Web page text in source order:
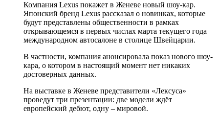
Компания Lexus покажет в Женеве новый шоу-кар.
Японский бренд Lexus рассказал о новинках, которые
будут представлены общественности в рамках
открывающемся в первых числах марта текущего года
международном автосалоне в столице Швейцарии.
В частности, компания анонсировала показ нового шоу-
кара, о котором в настоящий момент нет никаких
достоверных данных.
На выставке в Женеве представители «Лексуса»
проведут три презентации: две модели ждёт
европейский дебют, одну – мировой.